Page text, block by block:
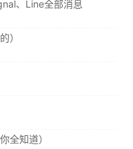
、Line全部消息
）
全知道）